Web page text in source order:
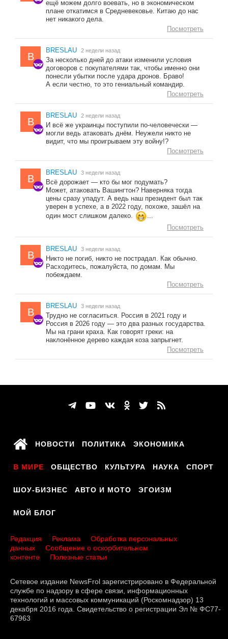
ещё можем долго воевать, но в экономическом
плане откатимся в Средневековье. Китаю до нас
нет никакого дела.
Посмотреть
B
BRESLAU 2 недели назад
За несколько дней до атаки изменили условия
договоров с покупателями так, чтобы именно они
понесли убытки после удара дронов. Браво!
А если честно, то это гениальный командир.
Посмотреть
B
BRESLAU 2 недели назад
И всё же украинцы поступили по-человечески —
могли ведь атаковать днём. Неужели никто не
видит, что мы проигрываем эту войну!?
Посмотреть
B
BRESLAU 3 недели назад
Всё дорожает — кто бы мог подумать?
Может, атаковать Вашингтон? Наверняка тогда
цены сразу упадут. А ведь наш президент был так
уверен в успехе, а в 2022 году, похоже, зашёл на
один мост слишком далеко.
...
Посмотреть
B
BRESLAU 3 недели назад
Никто не погиб, никто не пострадал. Как обычно.
Расходитесь, пожалуйста, по домам. Мы
побеждаем.
Посмотреть
B
BRESLAU 3 недели назад
Трудно не согласиться. Россия в 2021 году и
Россия в 2026 году — это два разных государства.
Мы на грани краха. Как говорят греки: на
наклонённое дерево каждая коза запрыгнет.
Посмотреть
НОВОСТИ ПОЛИТИКА ЭКОНОМИКА
В МИРЕ ОБЩЕСТВО КУЛЬТУРА НАУКА СПОРТ
ШОУ-БИЗНЕС АВТО И МОТО ЭГОИЗМ
МОЙ БЛОГ
Редакция Реклама
Обработка персональных
данных
Сообщение о оскорбительном
контенте
Полезные статьи
Сетевое издание NewsFrol зарегистрировано в Федеральной
службе по надзору в сфере связи, информационных
технологий и массовых коммуникаций (Роскомнадзор) 13
декабря 2016 года. Свидетельство о регистрации Эл № ФС77-
67963